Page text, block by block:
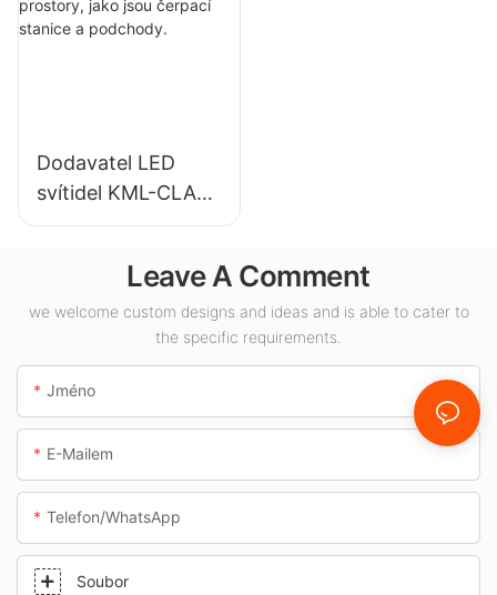
závody, sklady a
Dodavatel LED
svítidel KML-CLA
100W pro vnitřní
čerpací stanice a
podchody.
Leave A Comment
we welcome custom designs and ideas and is able to cater to
the specific requirements.
Jméno
E-Mailem
Telefon/whatsApp
Soubor